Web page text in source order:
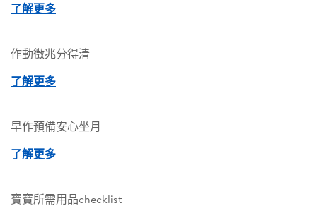
了解更多
作動徵兆分得清
了解更多
早作預備安心坐月
了解更多
寶寶所需用品checklist